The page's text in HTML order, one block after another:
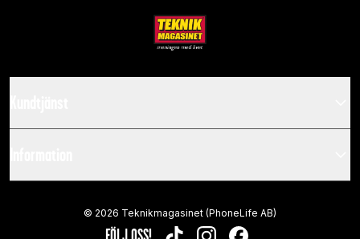
© 2026 Teknikmagasinet (PhoneLife AB)